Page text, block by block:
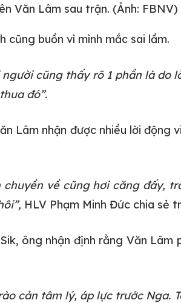
Văn Lâm sau trận. (Ảnh: FBNV)
cũng buồn vì mình mắc sai lầm.
người cũng thấy rõ 1 phần là
đó”.
Lâm nhận được nhiều lời
chuyền về cũng hơi căng đấy,
HLV Phạm Minh Đức chia sẻ
ông nhận định rằng Văn
cản tâm lý, áp lực trước